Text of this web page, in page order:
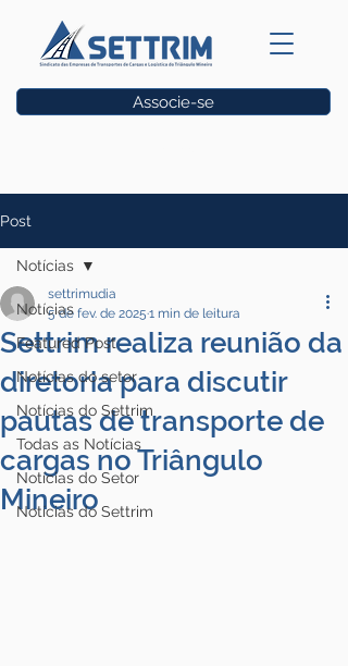
Associe-se
Post
Notícias
Featured Post
Notícias do setor
Notícias do Settrim
Todas as Notícias
Notícias do Setor
Notícias do Settrim
Notícias
Settrim realiza reunião da
diretoria para discutir
pautas de transporte de
cargas no Triângulo
Mineiro
settrimudia
5 de fev. de 2025 1 min de leitura